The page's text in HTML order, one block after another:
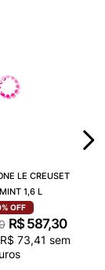
LE CREUSET
1,6 L
OFF
R$ 587,30
R$ 73,41 sem